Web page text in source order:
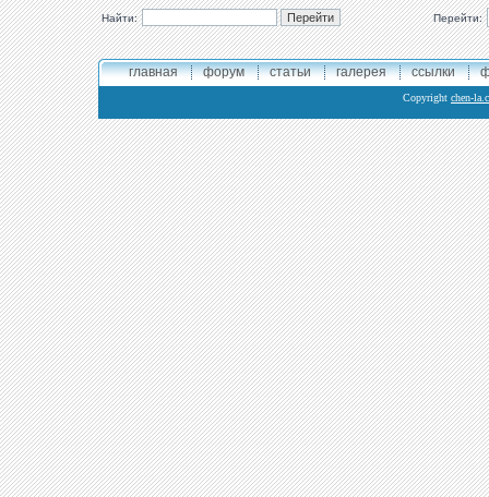
Найти: Перейти:
главная форум статьи галерея ссылки
Copyright chen-